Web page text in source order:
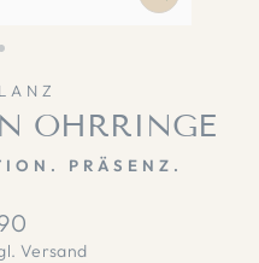
OHRRINGE
PRÄSENZ.
Versand